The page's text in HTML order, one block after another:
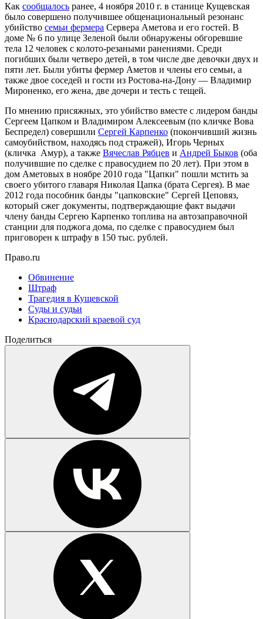
Как сообщалось ранее, 4 ноября 2010 г. в станице Кущевская
было совершено получившее общенациональный резонанс
убийство семьи фермера Сервера Аметова и его гостей. В
доме № 6 по улице Зеленой были обнаружены обгоревшие
тела 12 человек с колото-резаными ранениями. Среди
погибших были четверо детей, в том числе две девочки двух и
пяти лет. Были убиты фермер Аметов и члены его семьи, а
также двое соседей и гости из Ростова-на-Дону — Владимир
Мироненко, его жена, две дочери и тесть с тещей.
По мнению присяжных, это убийство вместе с лидером банды
Сергеем Цапком и Владимиром Алексеевым (по кличке Вова
Беспредел) совершили Сергей Карпенко (покончивший жизнь
самоубийством, находясь под стражей), Игорь Черных
(кличка Амур), а также Вячеслав Рябцев и Андрей Быков (оба
получившие по сделке с правосудием по 20 лет). При этом в
дом Аметовых в ноябре 2010 года "Цапки" пошли мстить за
своего убитого главаря Николая Цапка (брата Сергея). В мае
2012 года пособник банды "цапковские" Сергей Цеповяз,
который сжег документы, подтверждающие факт выдачи
члену банды Сергею Карпенко топлива на автозаправочной
станции для поджога дома, по сделке с правосудием был
приговорен к штрафу в 150 тыс. рублей.
Право.ru
Обвинение
Штраф
Трагедия в Кущевской
Суды и судьи
Краснодарский краевой суд
Поделиться